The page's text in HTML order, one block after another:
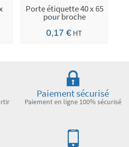
Porte étiquette 40 x 65
pour broche
0,17 € HT
Paiement sécurisé
Paiement en ligne 100% sécurisé